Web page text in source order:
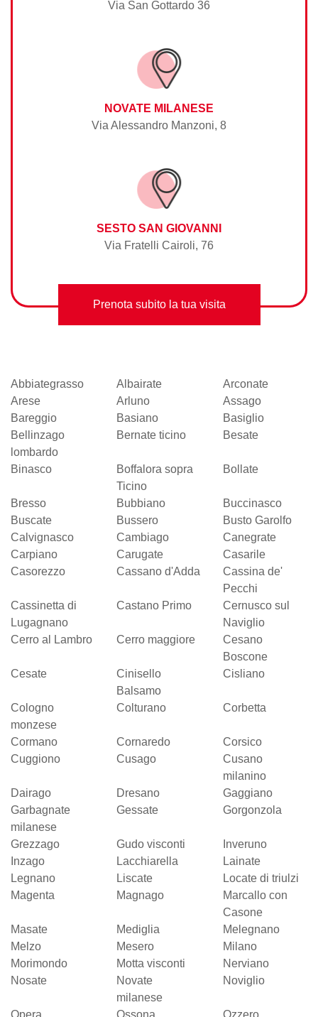
Via San Gottardo 36
NOVATE MILANESE
Via Alessandro Manzoni, 8
SESTO SAN GIOVANNI
Via Fratelli Cairoli, 76
Prenota subito la tua visita
Abbiategrasso Albairate
Arconate
Arese
Arluno
Assago
Bareggio
Basiano
Basiglio
Bellinzago
lombardo
Bernate ticino Besate
Binasco
Boffalora sopra
Ticino
Bollate
Bresso Bubbiano
Buccinasco
Buscate
Bussero
Busto Garolfo
Calvignasco
Cambiago
Canegrate
Carpiano
Carugate
Casarile
Casorezzo
Cassano d'Adda
Cassina de'
Pecchi
Cassinetta di
Lugagnano
Castano Primo
Cernusco sul
Naviglio
Cerro al Lambro
Cerro maggiore
Cesano
Boscone
Cesate
Cinisello
Balsamo
Cisliano
Cologno
monzese
Colturano Corbetta
Cormano Cornaredo
Corsico
Cuggiono
Cusago
Cusano
milanino
Dairago
Dresano
Gaggiano
Garbagnate
milanese
Gessate Gorgonzola
Grezzago Gudo visconti
Inveruno
Inzago
Lacchiarella
Lainate
Legnano
Liscate
Locate di triulzi
Magenta
Magnago
Marcallo con
Casone
Masate
Mediglia
Melegnano
Melzo
Mesero
Milano
Morimondo
Motta visconti
Nerviano
Nosate
Novate
milanese
Noviglio
Opera Ossona
Ozzero